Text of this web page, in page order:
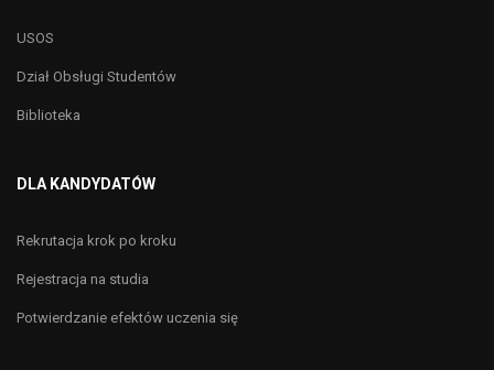
USOS
Dział Obsługi Studentów
Biblioteka
DLA KANDYDATÓW
Rekrutacja krok po kroku
Rejestracja na studia
Potwierdzanie efektów uczenia się